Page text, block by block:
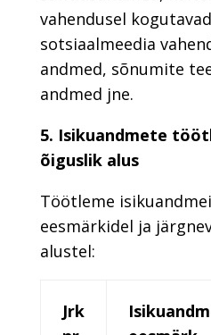
vahendusel
sotsiaalmeedia
andmed, sõnumite
andmed jne.
5. Isikuandmete
õiguslik alus
Töötleme
eesmärkidel ja
alustel:
Jrk